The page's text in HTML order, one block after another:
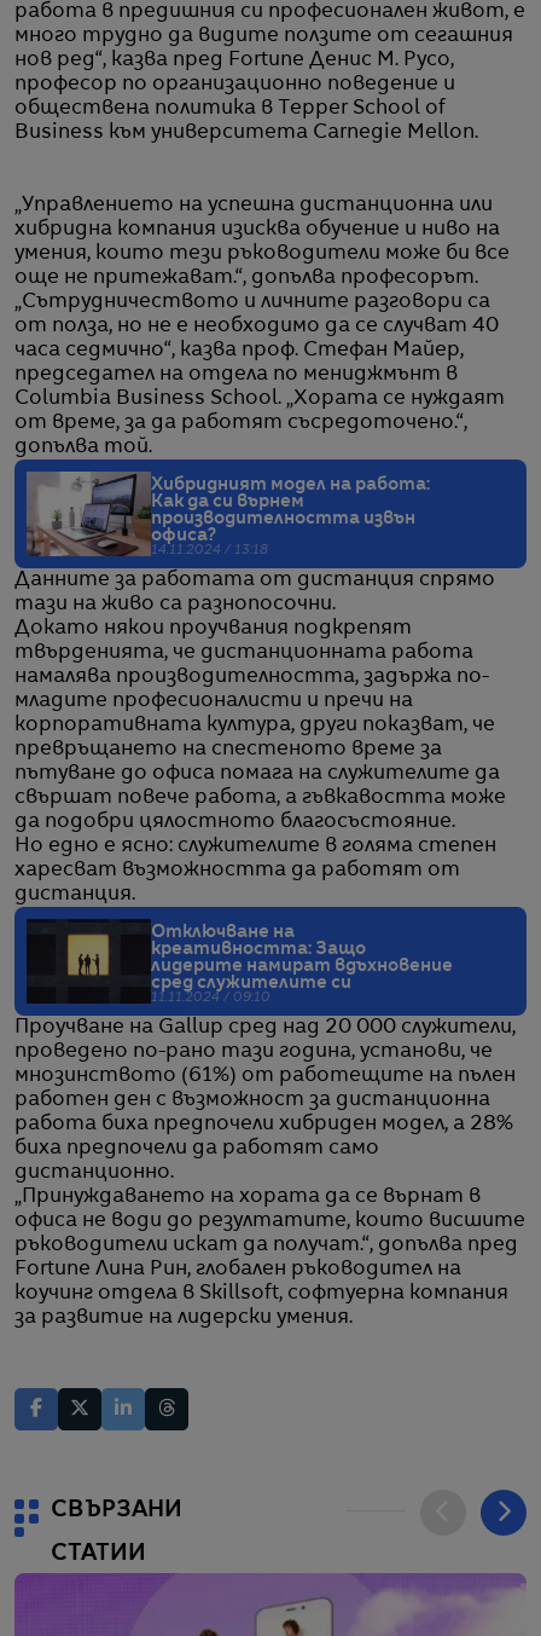
работа в предишния си професионален живот, е
много трудно да видите ползите от сегашния
нов ред“, казва пред Fortune Денис М. Русо,
професор по организационно поведение и
обществена политика в Tepper School of
Business към университета Carnegie Mellon.
„Управлението на успешна дистанционна или
хибридна компания изисква обучение и ниво на
умения, които тези ръководители може би все
още не притежават.“, допълва професорът.
„Сътрудничеството и личните разговори са
от полза, но не е необходимо да се случват 40
часа седмично“, казва проф. Стефан Майер,
председател на отдела по мениджмънт в
Columbia Business School. „Хората се нуждаят
от време, за да работят съсредоточено.“,
допълва той.
Хибридният модел на работа:
Как да си върнем
производителността извън
офиса?
14.11.2024 / 13:18
Данните за работата от дистанция спрямо
тази на живо са разнопосочни.
Докато някои проучвания подкрепят
твърденията, че дистанционната работа
намалява производителността, задържа по-
младите професионалисти и пречи на
корпоративната култура, други показват, че
превръщането на спестеното време за
пътуване до офиса помага на служителите да
свършат повече работа, а гъвкавостта може
да подобри цялостното благосъстояние.
Но едно е ясно: служителите в голяма степен
харесват възможността да работят от
дистанция.
Отключване на
креативността: Защо
лидерите намират вдъхновение
сред служителите си
11.11.2024 / 09:10
Проучване на Gallup сред над 20 000 служители,
проведено по-рано тази година, установи, че
мнозинството (61%) от работещите на пълен
работен ден с възможност за дистанционна
работа биха предпочели хибриден модел, а 28%
биха предпочели да работят само
дистанционно.
„Принуждаването на хората да се върнат в
офиса не води до резултатите, които висшите
ръководители искат да получат.“, допълва пред
Fortune Лина Рин, глобален ръководител на
коучинг отдела в Skillsoft, софтуерна компания
за развитие на лидерски умения.
СВЪРЗАНИ
СТАТИИ